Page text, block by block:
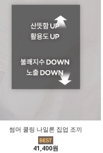
썸머 쿨링 나일론 집업 조끼
41,400원